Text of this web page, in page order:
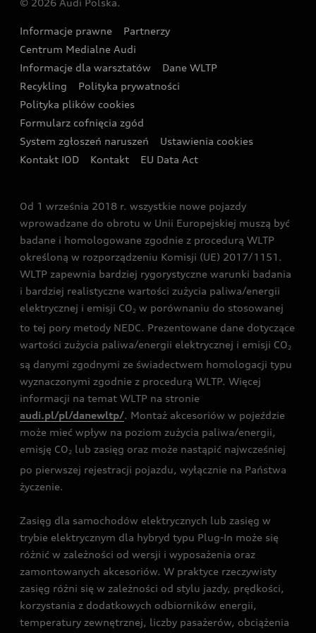
Wyszukaj najbliższego Partnera Audi
Oferta dla przedsiębiorców
Oferta dla klientów prywatnych
Kalkulator rat
Ubezpieczenie
Audi exclusive
Zasięg
Gwarancja
Akcje serwisowe Audi
Katalog online akcesoriów
Audi i Muzeum Sztuki Nowoczesnej w Warszawie
Audi driving experience
Audi quattro Cup
Audi i Puchar Świata w Skokach Narciarskich w
Zakopanem
© 2026 Audi Polska.
Informacje prawne
Partnerzy
Centrum Medialne Audi
Informacje dla warsztatów
Dane WLTP
Recykling
Polityka prywatności
Polityka plików cookies
Formularz cofnięcia zgód
System zgłoszeń naruszeń
Ustawienia cookies
Kontakt IOD
Kontakt EU Data Act
Od 1 września 2018 r. wszystkie nowe pojazdy
wprowadzane do obrotu w Unii Europejskiej muszą być
badane i homologowane zgodnie z procedurą WLTP
określoną w rozporządzeniu Komisji (UE) 2017/1151.
WLTP zapewnia bardziej rygorystyczne warunki badania
i bardziej realistyczne wartości zużycia paliwa/energii
elektrycznej i emisji CO2 w porównaniu do stosowanej
to tej pory metody NEDC. Prezentowane dane dotyczące
wartości zużycia paliwa/energii elektrycznej i emisji CO2
są danymi zgodnymi ze świadectwem homologacji typu
wyznaczonymi zgodnie z procedurą WLTP. Więcej
informacji na temat WLTP na stronie
audi.pl/pl/danewltp/. Montaż akcesoriów w pojeździe
może mieć wpływ na poziom zużycia paliwa/energii,
emisję CO2 lub zasięg oraz może nastąpić najwcześniej
po pierwszej rejestracji pojazdu, wyłącznie na Państwa
życzenie.
Zasięg dla samochodów elektrycznych lub zasięg w
trybie elektrycznym dla hybryd typu Plug-In może się
różnić w zależności od wersji i wyposażenia oraz
zamontowanych akcesoriów. W praktyce rzeczywisty
zasięg różni się w zależności od stylu jazdy, prędkości,
korzystania z dodatkowych odbiorników energii,
temperatury zewnętrznej, liczby pasażerów, obciążenia